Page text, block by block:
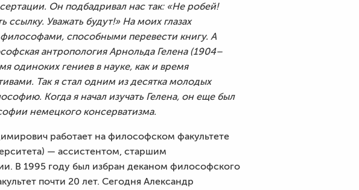
Он подбадривал нас так: «Не робей!
Уважать будут!» На моих глазах
способными перевести книгу. А
антропология Арнольда Гелена (1904–
одиноких гениев в науке, как и время
Так я стал одним из десятка молодых
Когда я начал изучать Гелена, он еще был
немецкого консерватизма.
работает на философском факультете
— ассистентом, старшим
В 1995 году был избран деканом философского
почти 20 лет. Сегодня Александр